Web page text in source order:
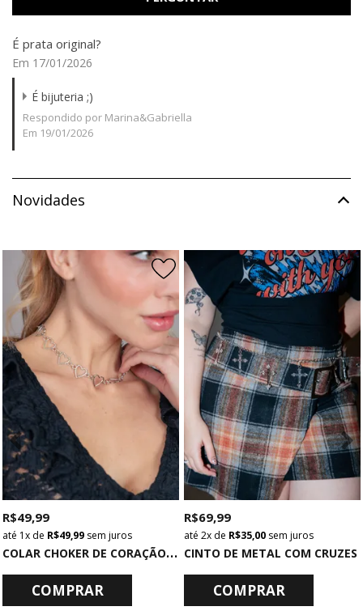
É prata original?
Em 17/01/2026
É bijuteria ;)
Respondido por Marina&Gabriella
Em 19/01/2026
Novidades
C
OLAR CHOKER DE CORAÇÃO PRATA
R$ 49,99
1x de R$ 49,99 sem juros
COMPRAR
CINTO DE METAL COM CRUZES
R$ 69,99
2x de R$ 35,00 sem juros
COMPRAR